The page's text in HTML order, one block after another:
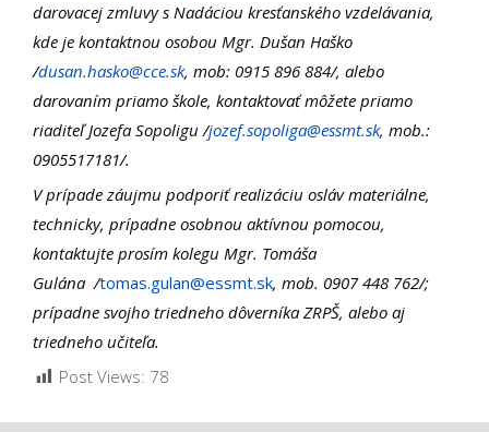
darovacej zmluvy s Nadáciou kresťanského vzdelávania,
kde je kontaktnou osobou Mgr. Dušan Haško
/dusan.hasko@cce.sk, mob: 0915 896 884/, alebo
darovaním priamo škole, kontaktovať môžete priamo
riaditeľ Jozefa Sopoligu /jozef.sopoliga@essmt.sk, mob.:
0905517181/.
V prípade záujmu podporiť realizáciu osláv materiálne,
technicky, prípadne osobnou aktívnou pomocou,
kontaktujte prosím kolegu Mgr. Tomáša
Gulána /tomas.gulan@essmt.sk, mob. 0907 448 762/;
prípadne svojho triedneho dôverníka ZRPŠ, alebo aj
triedneho učiteľa.
Post Views: 78